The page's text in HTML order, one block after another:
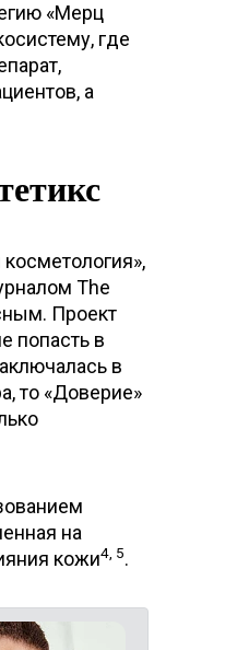
«Мерц
где
а
The
Проект
попасть в
в
то «Доверие»
на
кожи4, 5.